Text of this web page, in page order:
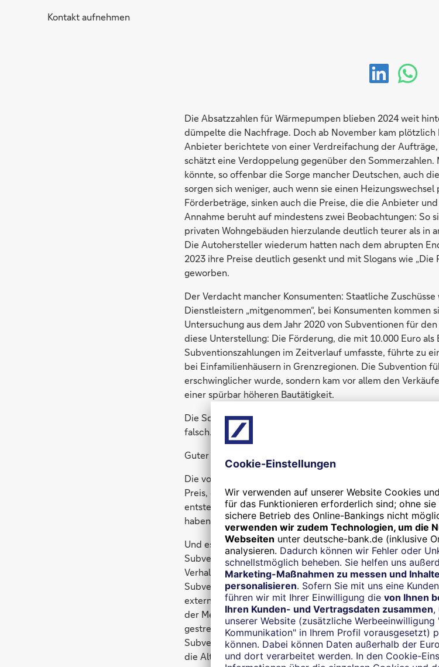
Kontakt aufnehmen
Die Absatzzahlen für Wärmepumpen blieben 2024 weit
dümpelte die Nachfrage. Doch ab November kam plötzlich
Anbieter berichtete von einer Verdreifachung der
schätzt eine Verdoppelung gegenüber den
könnte, so offenbar die Sorge mancher Deutschen, auch
sorgen sich weniger, auch wenn sie einen Heizungswechsel
Förderbeträge, sinken auch die Preise, die die Anbieter
Annahme beruht auf mindestens zwei Beobachtungen: So
privaten Wohngebäuden hierzulande deutlich teurer als in
Die Autohersteller wiederum hatten nach dem abrupten
2023 ihre Preise deutlich gesenkt und mit Slogans wie „Die
geworben.
Der Verdacht mancher Konsumenten: Staatliche
Dienstleistern „mitgenommen“, bei Konsumenten kommen
Untersuchung aus dem Jahr 2020 von Subventionen für
diese Unterstellung: Die Förderung, die mit 10.000 Euro
Subventionszahlungen im Zeitverlauf umfasste, führte zu
bei Einfamilienhäusern in Grenzregionen. Die Subvention
erschwinglicher wurde, sondern kam vor allem den
einer spürbar höheren Bautätigkeit.
Die Schlussfolgerung könnte daher lauten: Sparen wir uns
falsch. Denn ganz so einfach ist es nicht.
Guter Gedanke
Die volkswirtschaftliche Theorie kommt zu ganz anderen
Preis, dadurch steigt die Nachfrage. Wird mehr
entstehen dadurch Skaleneffekte, sodass die Stückkosten
haben es dank Förderung einfacher, höhervolumige
Und es geht nicht immer nur um die Durchsetzung neuer
Subventionen auch, bestimmte Personengruppen zu
Verhalten in eine gewünschte Richtung zu lenken. Da die
Subventionen sehr groß ist, soll es hier vor allem um
externen Effekten gehen. Dazu gehören Technologien wie
der Mehrwert einer alternativen, aber teureren Option nicht
gestreut sind (also auch andere profitieren als diejenigen,
Subvention den Preisabstand. Dann lohnt es sich auch
die Alternative zu wählen.